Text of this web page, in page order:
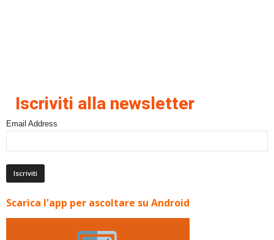
Iscriviti alla newsletter
Email Address
Scarica l'app per ascoltare su Android